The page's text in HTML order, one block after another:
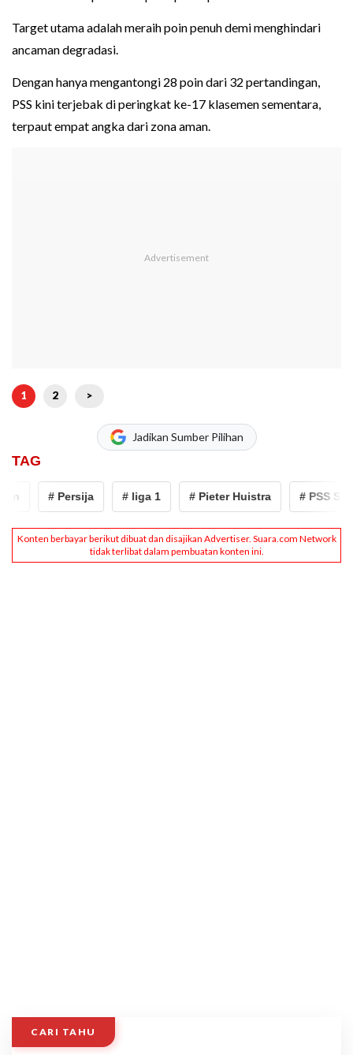
Target utama adalah meraih poin penuh demi menghindari
ancaman degradasi.
Dengan hanya mengantongi 28 poin dari 32 pertandingan,
PSS kini terjebak di peringkat ke-17 klasemen sementara,
terpaut empat angka dari zona aman.
1 2 >
Jadikan Sumber Pilihan
TAG
# Persija # liga 1 # Pieter Huistra # PSS
CARI TAHU